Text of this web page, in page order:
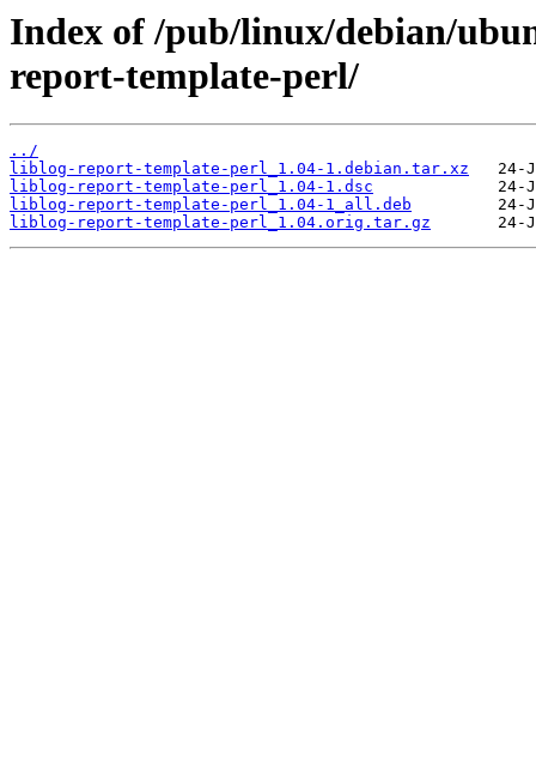
Index of /pub/linux/debian/
report-template-perl/
../
liblog-report-template-perl_1.04-1.debian.tar.xz
liblog-report-template-perl_1.04-1.dsc
liblog-report-template-perl_1.04-1_all.deb
liblog-report-template-perl_1.04.orig.tar.gz